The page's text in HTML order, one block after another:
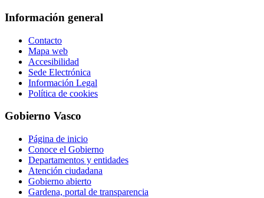
Información general
Contacto
Mapa web
Accesibilidad
Sede Electrónica
Información Legal
Política de cookies
Gobierno Vasco
Página de inicio
Conoce el Gobierno
Departamentos y entidades
Atención ciudadana
Gobierno abierto
Gardena, portal de transparencia